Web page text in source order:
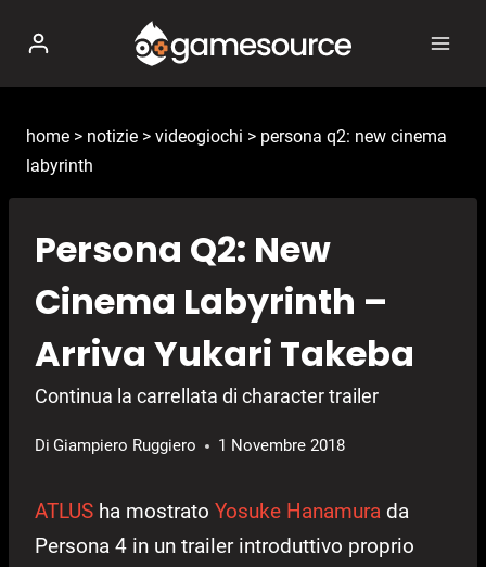
contenuto
home > notizie > videogiochi > persona q2: new cinema
labyrinth
Persona Q2: New
Cinema Labyrinth –
Arriva Yukari Takeba
Continua la carrellata di character trailer
Di Giampiero Ruggiero 1 Novembre 2018
ATLUS ha mostrato Yosuke Hanamura da
Persona 4 in un trailer introduttivo proprio